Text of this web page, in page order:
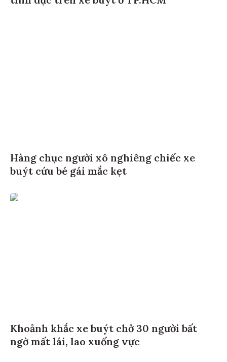
Hàng chục người xô nghiêng chiếc xe
buýt cứu bé gái mắc kẹt
Khoảnh khắc xe buýt chở 30 người bất
ngờ mất lái, lao xuống vực